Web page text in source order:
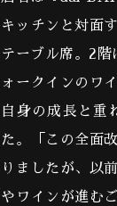
キッチンと対面
テーブル席。2階
ォークインのワ
自身の成長と重
た。「この全面
りましたが、以
やワインが進む